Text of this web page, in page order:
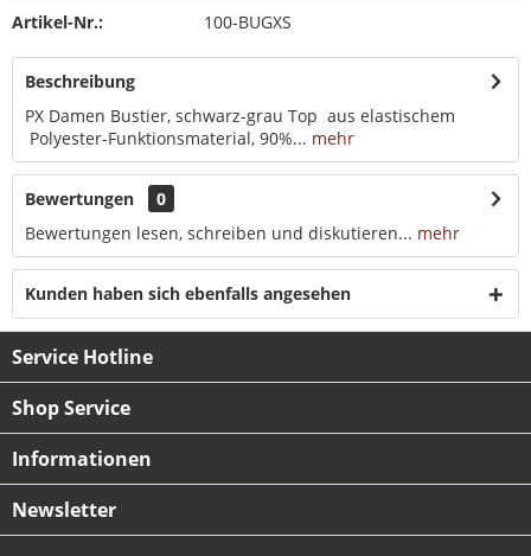
Artikel-Nr.: 100-BUGXS
Beschreibung
PX Damen Bustier, schwarz-grau Top aus elastischem
Polyester-Funktionsmaterial, 90%... mehr
Bewertungen
0
Bewertungen lesen, schreiben und diskutieren... mehr
Kunden haben sich ebenfalls angesehen
Service Hotline
Shop Service
Informationen
Newsletter